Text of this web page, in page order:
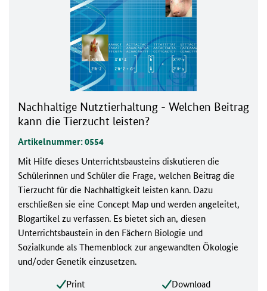
Nachhaltige Nutztierhaltung - Welchen Beitrag
kann die Tierzucht leisten?
Artikelnummer: 0554
Mit Hilfe dieses Unterrichtsbausteins diskutieren die
Schülerinnen und Schüler die Frage, welchen Beitrag die
Tierzucht für die Nachhaltigkeit leisten kann. Dazu
erschließen sie eine Concept Map und werden angeleitet,
Blogartikel zu verfassen. Es bietet sich an, diesen
Unterrichtsbaustein in den Fächern Biologie und
Sozialkunde als Themenblock zur angewandten Ökologie
und/oder Genetik einzusetzen.
Print
Download